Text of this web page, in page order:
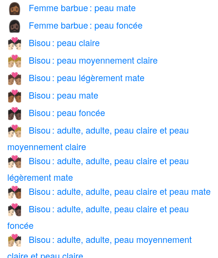
🧔🏾‍♀️ Femme barbue : peau mate
🧔🏿‍♀️ Femme barbue : peau foncée
💏🏻 Bisou : peau claire
💏🏼 Bisou : peau moyennement claire
💏🏽 Bisou : peau légèrement mate
💏🏾 Bisou : peau mate
💏🏿 Bisou : peau foncée
🧑🏻‍❤️‍💋‍🧑🏼
Bisou : adulte, adulte, peau claire et peau
moyennement claire
🧑🏻‍❤️‍💋‍🧑🏽
Bisou : adulte, adulte, peau claire et peau
légèrement mate
🧑🏻‍❤️‍💋‍🧑🏾 Bisou : adulte, adulte, peau claire et peau mate
🧑🏻‍❤️‍💋‍🧑🏿
Bisou : adulte, adulte, peau claire et peau
foncée
🧑🏼‍❤️‍💋‍🧑🏻
Bisou : adulte, adulte, peau moyennement